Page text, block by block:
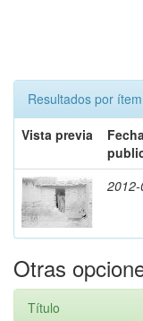
Resultados por
Vista previa
Otras
Título